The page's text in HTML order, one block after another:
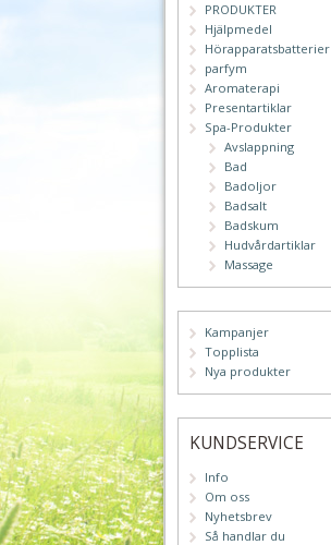
PRODUKTER
Hjälpmedel
Hörapparatsbatterier
parfym
Aromaterapi
Presentartiklar
Spa-Produkter
Avslappning
Bad
Badoljor
Badsalt
Badskum
Hudvårdartiklar
Massage
Kampanjer
Topplista
Nya produkter
KUNDSERVICE
Info
Om oss
Nyhetsbrev
Så handlar du